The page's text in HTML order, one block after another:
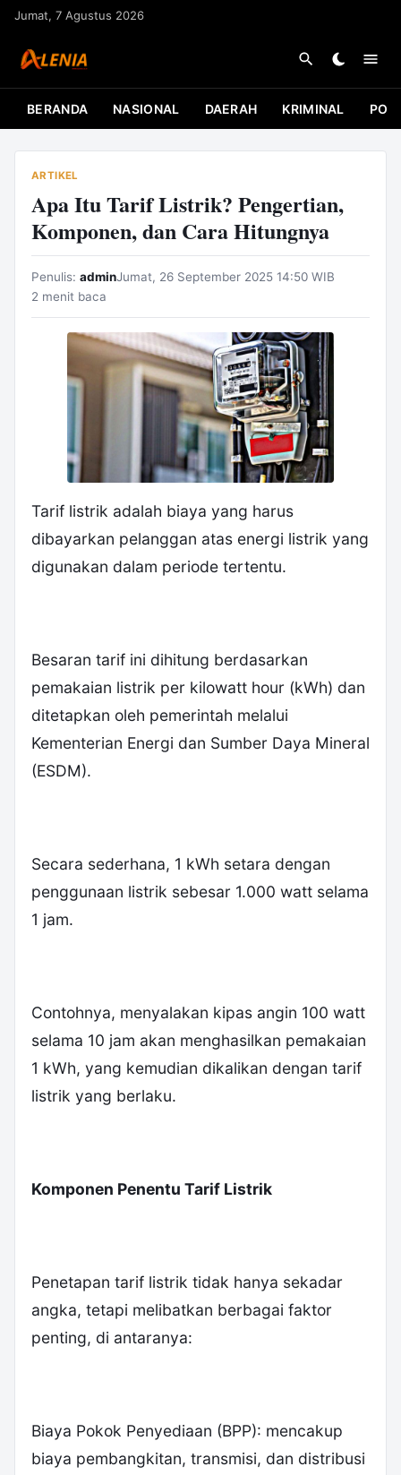
u
Jumat, 7 Agustus 2026
BERANDA NASIONAL DAERAH KRIMINAL
ARTIKEL
Apa Itu Tarif Listrik? Pengertian,
Komponen, dan Cara Hitungnya
Penulis: adminJumat, 26 September 2025 14:50 WIB
2 menit baca
Tarif listrik adalah biaya yang harus
dibayarkan pelanggan atas energi listrik yang
digunakan dalam periode tertentu.
Besaran tarif ini dihitung berdasarkan
pemakaian listrik per kilowatt hour (kWh) dan
ditetapkan oleh pemerintah melalui
Kementerian Energi dan Sumber Daya Mineral
(ESDM).
Secara sederhana, 1 kWh setara dengan
penggunaan listrik sebesar 1.000 watt selama
1 jam.
Contohnya, menyalakan kipas angin 100 watt
selama 10 jam akan menghasilkan pemakaian
1 kWh, yang kemudian dikalikan dengan tarif
listrik yang berlaku.
Komponen Penentu Tarif Listrik
Penetapan tarif listrik tidak hanya sekadar
angka, tetapi melibatkan berbagai faktor
penting, di antaranya:
Biaya Pokok Penyediaan (BPP): mencakup
biaya pembangkitan, transmisi, dan distribusi